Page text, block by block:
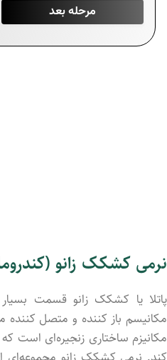
نرمی کشکک زانو
پاتلا یا کشکک زانو قسمت
مکانیسم باز کننده و متصل
مکانیزم ساختاری زنجیره‌ای است